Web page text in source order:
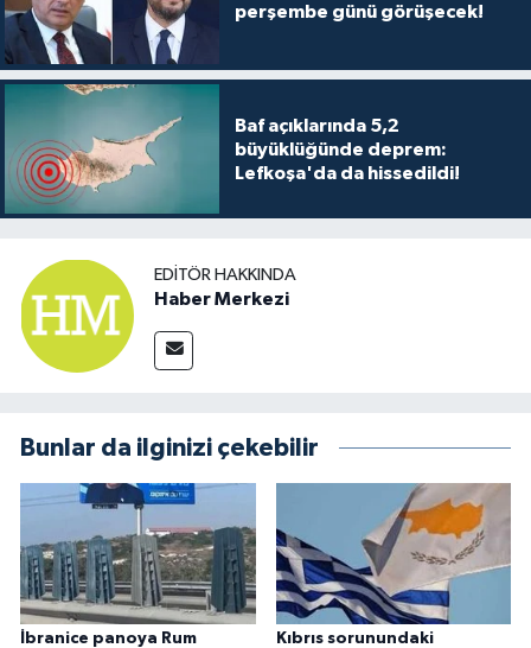
perşembe günü görüşecek!
Baf açıklarında 5,2
büyüklüğünde deprem:
Lefkoşa'da da hissedildi!
EDITÖR HAKKINDA
Haber Merkezi
Bunlar da ilginizi çekebilir
İbranice panoya Rum Kıbrıs sorunundaki